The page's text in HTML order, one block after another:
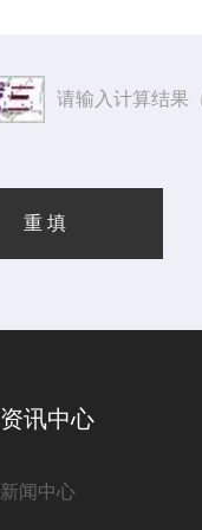
请输入计算结果
资讯中心
新闻中心